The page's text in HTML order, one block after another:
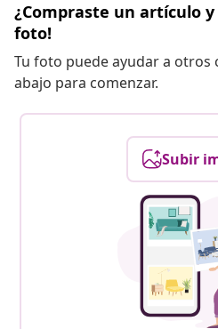
¿Compraste un artículo y
foto!
Tu foto puede ayudar a otros
abajo para comenzar.
Subir